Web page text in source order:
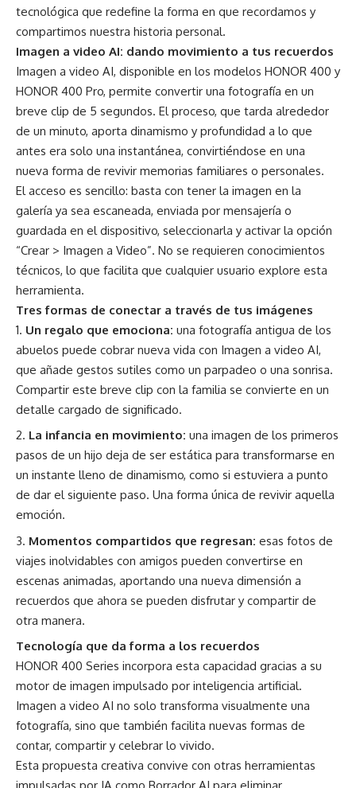
tecnológica que redefine la forma en que recordamos y
compartimos nuestra historia personal.
Imagen a video AI: dando movimiento a tus recuerdos
Imagen a video AI, disponible en los modelos HONOR 400 y
HONOR 400 Pro, permite convertir una fotografía en un
breve clip de 5 segundos. El proceso, que tarda alrededor
de un minuto, aporta dinamismo y profundidad a lo que
antes era solo una instantánea, convirtiéndose en una
nueva forma de revivir memorias familiares o personales.
El acceso es sencillo: basta con tener la imagen en la
galería ya sea escaneada, enviada por mensajería o
guardada en el dispositivo, seleccionarla y activar la opción
“Crear > Imagen a Video”. No se requieren conocimientos
técnicos, lo que facilita que cualquier usuario explore esta
herramienta.
Tres formas de conectar a través de tus imágenes
Un regalo que emociona: una fotografía antigua de los
abuelos puede cobrar nueva vida con Imagen a video AI,
que añade gestos sutiles como un parpadeo o una sonrisa.
Compartir este breve clip con la familia se convierte en un
detalle cargado de significado.
La infancia en movimiento: una imagen de los primeros
pasos de un hijo deja de ser estática para transformarse en
un instante lleno de dinamismo, como si estuviera a punto
de dar el siguiente paso. Una forma única de revivir aquella
emoción.
Momentos compartidos que regresan: esas fotos de
viajes inolvidables con amigos pueden convertirse en
escenas animadas, aportando una nueva dimensión a
recuerdos que ahora se pueden disfrutar y compartir de
otra manera.
Tecnología que da forma a los recuerdos
HONOR 400 Series incorpora esta capacidad gracias a su
motor de imagen impulsado por inteligencia artificial.
Imagen a video AI no solo transforma visualmente una
fotografía, sino que también facilita nuevas formas de
contar, compartir y celebrar lo vivido.
Esta propuesta creativa convive con otras herramientas